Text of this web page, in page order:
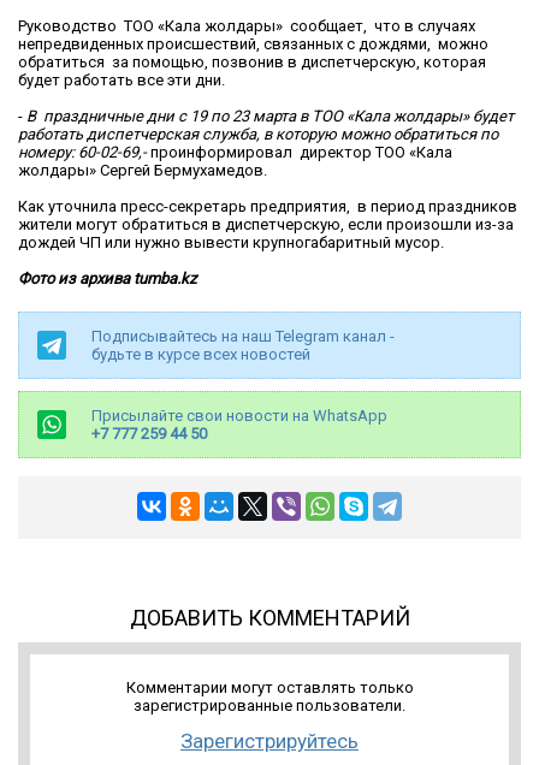
Руководство ТОО «Кала жолдары» сообщает, что в случаях
непредвиденных происшествий, связанных с дождями, можно
обратиться за помощью, позвонив в диспетчерскую, которая
будет работать все эти дни.
- В праздничные дни с 19 по 23 марта в ТОО «Кала жолдары» будет
работать диспетчерская служба, в которую можно обратиться по
номеру: 60-02-69,-проинформировал директор ТОО «Кала
жолдары» Сергей Бермухамедов.
Как уточнила пресс-секретарь предприятия, в период праздников
жители могут обратиться в диспетчерскую, если произошли из-за
дождей ЧП или нужно вывести крупногабаритный мусор.
Фото из архива tumba.kz
Подписывайтесь на наш Telegram канал -
будьте в курсе всех новостей
Присылайте свои новости на WhatsApp
+7 777 259 44 50
ДОБАВИТЬ КОММЕНТАРИЙ
Комментарии могут оставлять только
зарегистрированные пользователи.
Зарегистрируйтесь